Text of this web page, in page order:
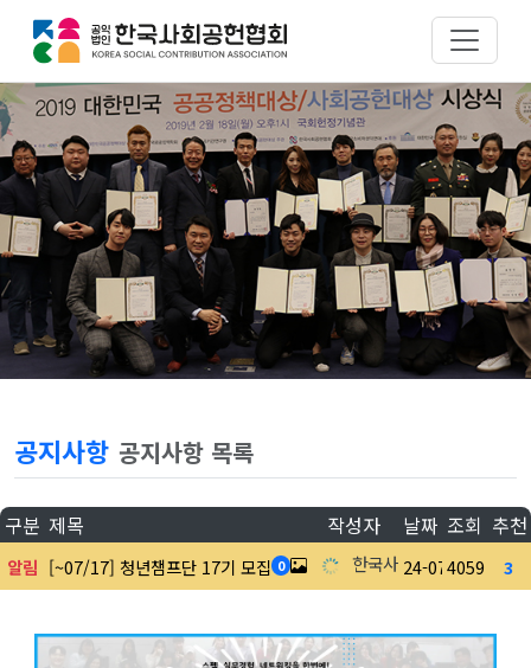
공지사항 공지사항 목록
구분 제목 작성자 날짜 조회 추천
알림 [~07/17] 청년챔프단 17기 모집 0 한국사회공헌협회
24-07-01
4059 3